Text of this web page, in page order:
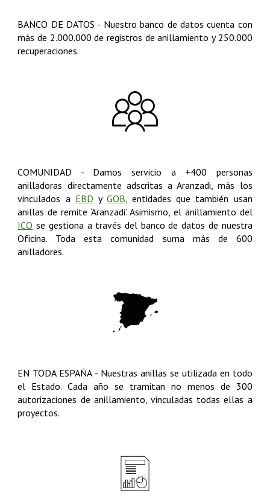
BANCO DE DATOS - Nuestro banco de datos cuenta con
más de 2.000.000 de registros de anillamiento y 250.000
recuperaciones.
COMUNIDAD - Damos servicio a +400 personas
anilladoras directamente adscritas a Aranzadi, más los
vinculados a EBD yGOB , entidades que también usan
anillas de remite ‘Aranzadi’. Asimismo, el anillamiento del
ICO se gestiona a través del banco de datos de nuestra
Oficina. Toda esta comunidad suma más de 600
anilladores.
EN TODA ESPAÑA - Nuestras anillas se utilizada en todo
el Estado. Cada año se tramitan no menos de 300
autorizaciones de anillamiento, vinculadas todas ellas a
proyectos.